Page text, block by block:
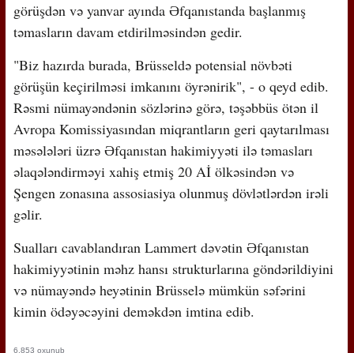
görüşdən və yanvar ayında Əfqanıstanda başlanmış
təmasların davam etdirilməsindən gedir.
"Biz hazırda burada, Brüsseldə potensial növbəti
görüşün keçirilməsi imkanını öyrənirik", - o qeyd edib.
Rəsmi nümayəndənin sözlərinə görə, təşəbbüs ötən il
Avropa Komissiyasından miqrantların geri qaytarılması
məsələləri üzrə Əfqanıstan hakimiyyəti ilə təmasları
əlaqələndirməyi xahiş etmiş 20 Aİ ölkəsindən və
Şengen zonasına assosiasiya olunmuş dövlətlərdən irəli
gəlir.
Sualları cavablandıran Lammert dəvətin Əfqanıstan
hakimiyyətinin məhz hansı strukturlarına göndərildiyini
və nümayəndə heyətinin Brüsselə mümkün səfərini
kimin ödəyəcəyini deməkdən imtina edib.
6,853 oxunub